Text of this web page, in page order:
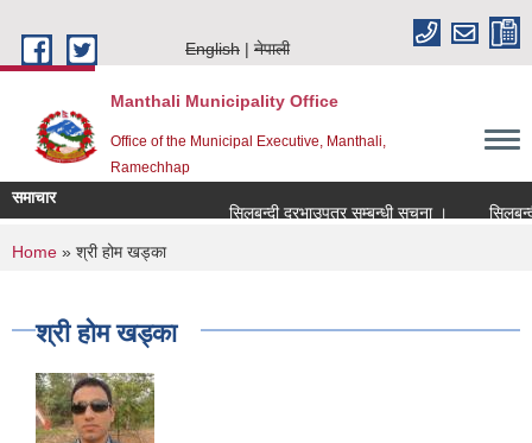
English
नेपाली
Manthali Municipality Office
Office of the Municipal Executive, Manthali,
Ramechhap
समाचार
सिलबन्दी दरभाउपत्र सम्बन्धी सूचना ।
सिलबन्दी
You are here
Home » श्री होम खड्का
श्री होम खड्का